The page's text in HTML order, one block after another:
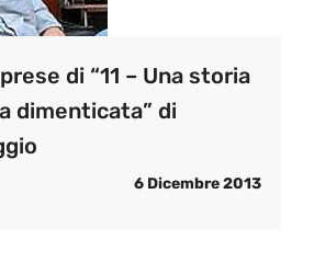
di “11 – Una storia
dimenticata” di
6 Dicembre 2013